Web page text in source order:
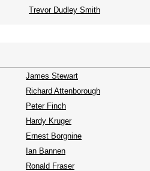
Trevor Dudley Smith
James Stewart
Richard Attenborough
Peter Finch
Hardy Kruger
Ernest Borgnine
Ian Bannen
Ronald Fraser